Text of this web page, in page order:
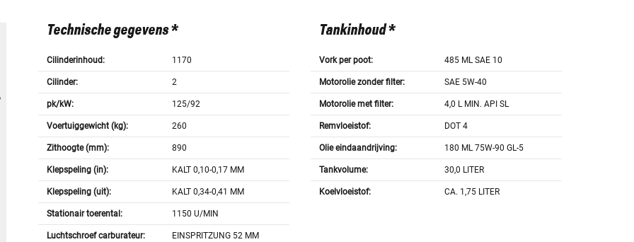
Technische gegevens *
Cilinderinhoud: 1170
Cilinder: 2
pk/kW: 125/92
Voertuiggewicht (kg): 260
Zithoogte (mm): 890
Klepspeling (in): KALT 0,10-0,17 MM
Klepspeling (uit): KALT 0,34-0,41 MM
Stationair toerental: 1150 U/MIN
Luchtschroef carburateur: EINSPRITZUNG 52 MM
Tankinhoud *
Vork per poot: 485 ML SAE 10
Motorolie zonder filter: SAE 5W-40
Motorolie met filter: 4,0 L MIN. API SL
Remvloeistof: DOT 4
Olie eindaandrijving: 180 ML 75W-90 GL-5
Tankvolume: 30,0 LITER
Koelvloeistof: CA. 1,75 LITER